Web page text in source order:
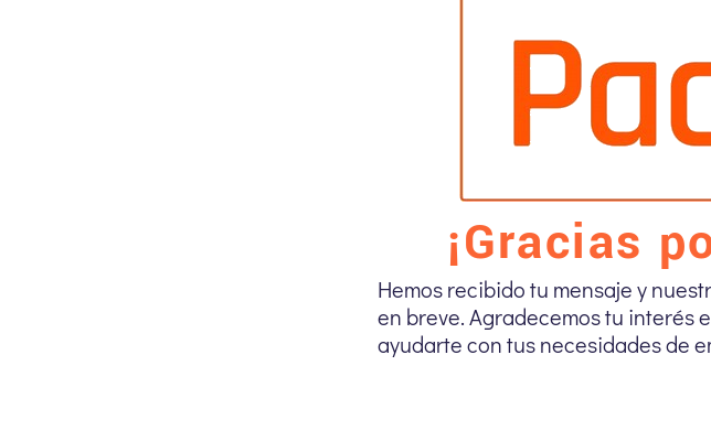
¡Gracias
Hemos recibido tu mensaje y
en breve. Agradecemos tu interés
ayudarte con tus necesidades de